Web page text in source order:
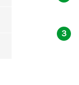
３